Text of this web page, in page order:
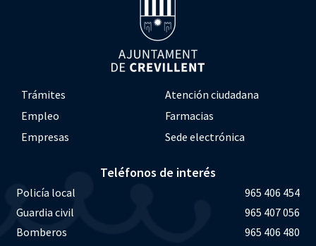
Trámites
Atención ciudadana
Empleo
Farmacias
Empresas
Sede electrónica
Teléfonos de interés
Policía local
965 406 454
Guardia civil
965 407 056
Bomberos
965 406 480